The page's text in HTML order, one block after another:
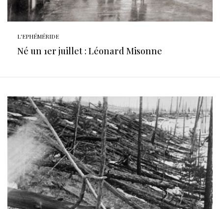
L'EPHÉMÉRIDE
Né un 1er juillet : Léonard Misonne